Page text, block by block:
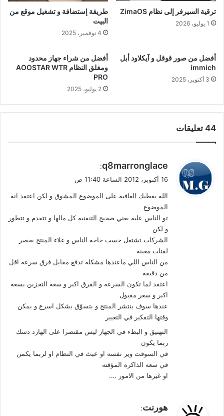
ترقية السيرفر إلى نظام ZimaOS
1 يوليو، 2026
طريقة إستضافة و تشغيل موقع من
البيت
4 نوفمبر، 2025
أفضل من صور قوقل و آيكلاود أبل
immich
3 أكتوبر، 2025
أفضل من شراء جهاز محدود
ومغلق النظام AOOSTAR WTR
PRO
2 يوليو، 2025
‫44 تعليقات
ي
ل
q8marronglace
:
16 أكتوبر، 2012 الساعة 11:40 ص
الله يعطيك العافيه على الموضوع المشوق و لكن اعتقد انه
الموضوع
تو الناس عليه يعني صحيح التنقنيه كل مالها و تتقدم و تتطور
و لكن
الشركات تشتغل حسب حاجه الناس و غلاء المنتج يحصر
لفئات معينه
من الناس اللي ماعندها مشكله تدفع مقابل فرق سرعه اقل
من دقيقه
اعتقد لما تكون السرعه و الفرق اكبر و سعه التخزين بسعه
اكبر و سعر مقبول
عندها سوف ينتشر المنتج و يتسوّق بشكل اسرع و يمكن
وقتها التفكير في التغيير
التهنيق و البطء في الجهاز ليس مقتصرا على الهارد دسك
ربما يكون
في السوفت وير نفسه او عبث في النظام او لربما يكمن
في سعه الذاكره المؤقته
او غيرها من الامور ….
هورنت: